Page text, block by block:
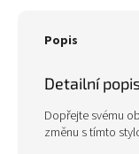
Popis
Detailní
Dopřejte svému
změnu s tímto